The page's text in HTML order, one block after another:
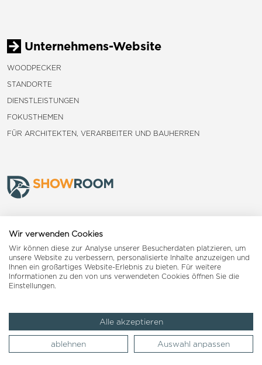
Unternehmens-Website
WOODPECKER
STANDORTE
DIENSTLEISTUNGEN
FOKUSTHEMEN
FÜR ARCHITEKTEN, VERARBEITER UND BAUHERREN
Landquart
Reiden
Impressum AGB Datenschutzerklärung
Wir verwenden Cookies
Wir können diese zur Analyse unserer Besucherdaten platzieren, um
unsere Website zu verbessern, personalisierte Inhalte anzuzeigen und
Ihnen ein großartiges Website-Erlebnis zu bieten. Für weitere
Informationen zu den von uns verwendeten Cookies öffnen Sie die
Einstellungen.
Alle akzeptieren
ablehnen Auswahl anpassen